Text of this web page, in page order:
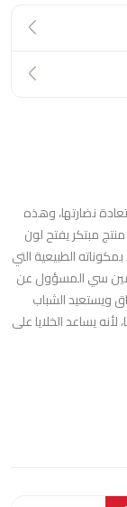
نضارتها، وهذه
مبتكر يفتح لون
الطبيعية التي
سي المسؤول عن
ويستعيد الشباب
لأنه يساعد الخلايا على